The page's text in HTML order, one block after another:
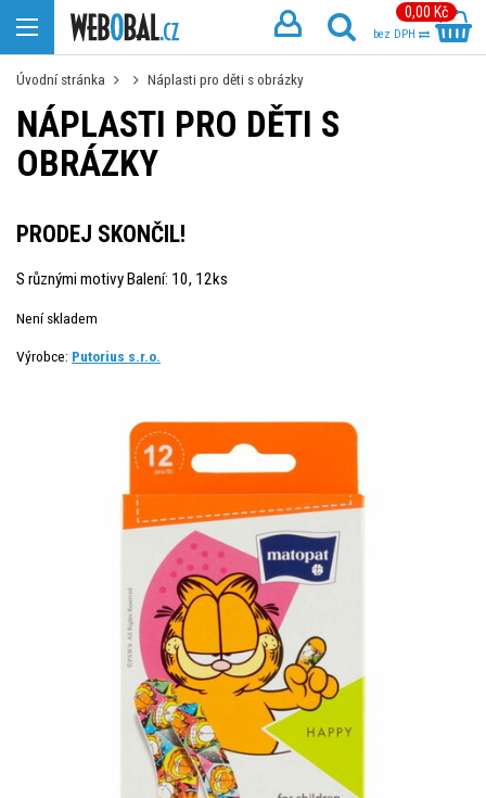
0,00 Kč
bez DPH
Úvodní stránka Náplasti pro děti s obrázky
NÁPLASTI PRO DĚTI S
OBRÁZKY
PRODEJ SKONČIL!
S různými motivy Balení: 10, 12ks
Není skladem
Výrobce: Putorius s.r.o.